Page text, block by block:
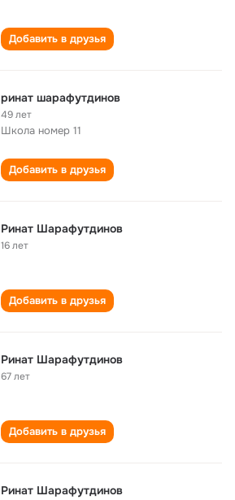
Добавить в друзья
ринат шарафутдинов
49 лет
Школа номер 11
Добавить в друзья
Ринат Шарафутдинов
16 лет
Добавить в друзья
Ринат Шарафутдинов
67 лет
Добавить в друзья
Ринат Шарафутдинов